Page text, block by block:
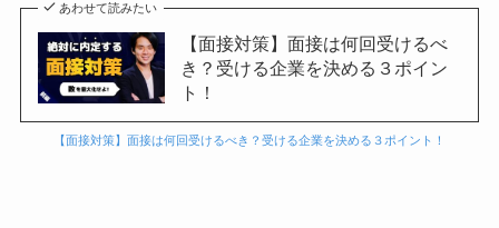
あわせて読みたい
【面接対策】面接は何回受けるべ
き？受ける企業を決める３ポイン
ト！
【面接対策】面接は何回受けるべき？受ける企業を決める３ポイント！